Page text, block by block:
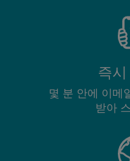
즉
몇 분 안에 이메
받아